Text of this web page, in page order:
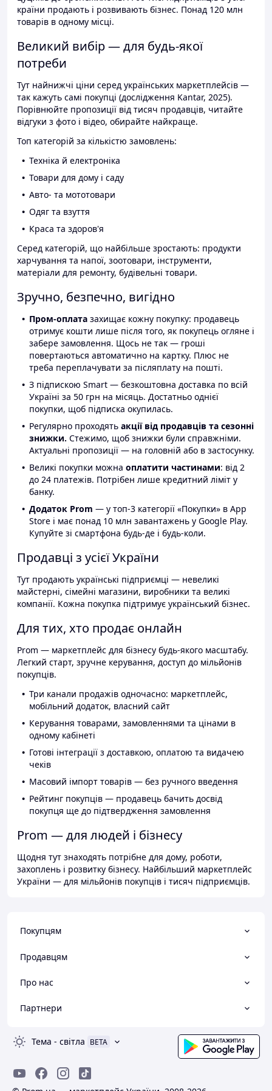
країни продають і розвивають бізнес. Понад 120 млн
товарів в одному місці.
Великий вибір — для будь-якої
потреби
Тут найнижчі ціни серед українських маркетплейсів —
так кажуть самі покупці (дослідження Kantar, 2025).
Порівнюйте пропозиції від тисяч продавців, читайте
відгуки з фото і відео, обирайте найкраще.
Топ категорій за кількістю замовлень:
Техніка й електроніка
Товари для дому і саду
Авто- та мототовари
Одяг та взуття
Краса та здоров'я
Серед категорій, що найбільше зростають: продукти
харчування та напої, зоотовари, інструменти,
матеріали для ремонту, будівельні товари.
Зручно, безпечно, вигідно
Пром-оплата захищає кожну покупку: продавець
отримує кошти лише після того, як покупець огляне і
забере замовлення. Щось не так — гроші
повертаються автоматично на картку. Плюс не
треба переплачувати за післяплату на пошті.
З підпискою Smart — безкоштовна доставка по всій
Україні за 50 грн на місяць. Достатньо однієї
покупки, щоб підписка окупилась.
Регулярно проходять акції від продавців та сезонні
знижки. Стежимо, щоб знижки були справжніми.
Актуальні пропозиції — на головній або в застосунку.
Великі покупки можна оплатити частинами: від 2
до 24 платежів. Потрібен лише кредитний ліміт у
банку.
Додаток Prom — у топ-3 категорії «Покупки» в App
Store і має понад 10 млн завантажень у Google Play.
Купуйте зі смартфона будь-де і будь-коли.
Продавці з усієї України
Тут продають українські підприємці — невеликі
майстерні, сімейні магазини, виробники та великі
компанії. Кожна покупка підтримує український бізнес.
Для тих, хто продає онлайн
Prom — маркетплейс для бізнесу будь-якого масштабу.
Легкий старт, зручне керування, доступ до мільйонів
покупців.
Три канали продажів одночасно: маркетплейс,
мобільний додаток, власний сайт
Керування товарами, замовленнями та цінами в
одному кабінеті
Готові інтеграції з доставкою, оплатою та видачею
чеків
Масовий імпорт товарів — без ручного введення
Рейтинг покупців — продавець бачить досвід
покупця ще до підтвердження замовлення
Prom — для людей і бізнесу
Щодня тут знаходять потрібне для дому, роботи,
захоплень і розвитку бізнесу. Найбільший маркетплейс
України — для мільйонів покупців і тисяч підприємців.
Покупцям
Продавцям
Про нас
Партнери
Тема - світла BETA